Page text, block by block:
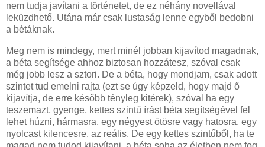
nem tudja javítani a történetet, de ez néhány novellával
leküzdhető. Utána már csak lustaság lenne egyből bedobni
a bétáknak.
Meg nem is mindegy, mert minél jobban kijavítod magadnak,
a béta segítsége ahhoz biztosan hozzátesz, szóval csak
még jobb lesz a sztori. De a béta, hogy mondjam, csak adott
szintet tud emelni rajta (ezt se úgy képzeld, hogy majd ő
kijavítja, de erre később tényleg kitérek), szóval ha egy
teszemazt, gyenge, kettes szintű írást béta segítségével fel
lehet húzni, hármasra, egy négyest ötösre vagy hatosra, egy
nyolcast kilencesre, az reális. De egy kettes szintűből, ha te